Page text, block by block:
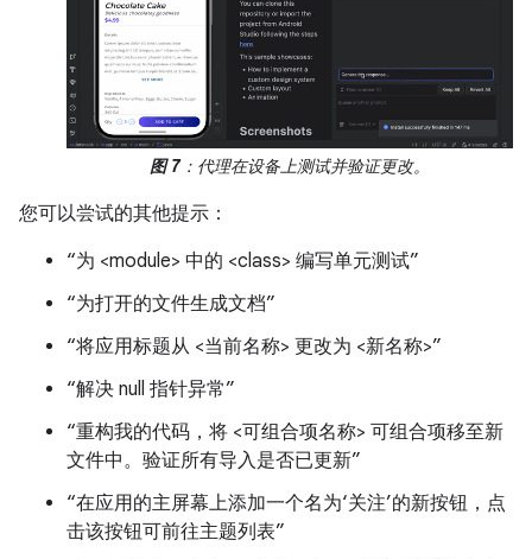
图 7：代理在设备上测试并验证更改。
您可以尝试的其他提示：
“为 <module> 中的 <class> 编写单元测试”
“为打开的文件生成文档”
“将应用标题从 <当前名称> 更改为 <新名称>”
“解决 null 指针异常”
“重构我的代码，将 <可组合项名称> 可组合项移至新
文件中。验证所有导入是否已更新”
“在应用的主屏幕上添加一个名为‘关注’的新按钮，点
击该按钮可前往主题列表”